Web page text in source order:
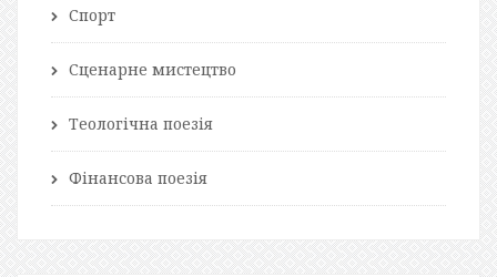
Спорт
Сценарне мистецтво
Теологічна поезія
Фінансова поезія